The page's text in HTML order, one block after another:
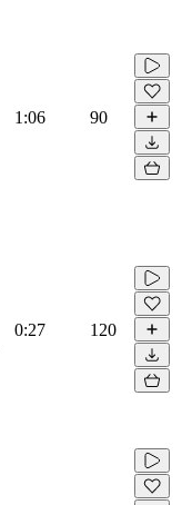
1:06 90
0:27 120